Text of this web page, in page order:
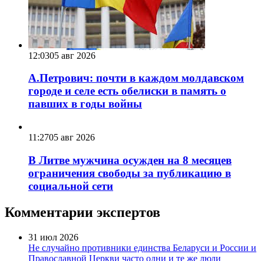
12:0305 авг 2026
А.Петрович: почти в каждом молдавском
городе и селе есть обелиски в память о
павших в годы войны
11:2705 авг 2026
В Литве мужчина осужден на 8 месяцев
ограничения свободы за публикацию в
социальной сети
Комментарии экспертов
31 июл 2026
Не случайно противники единства Беларуси и России и
Православной Церкви часто одни и те же люди